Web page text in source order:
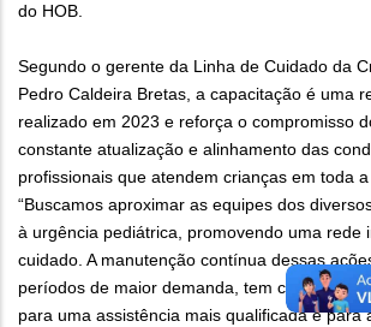
do HOB.
Segundo o gerente da Linha de Cuidado da
Pedro Caldeira Bretas, a capacitação é uma
realizado em 2023 e reforça o compromisso
constante atualização e alinhamento das
profissionais que atendem crianças em toda
“Buscamos aproximar as equipes dos
à urgência pediátrica, promovendo uma rede
cuidado. A manutenção contínua dessas
períodos de maior demanda, tem contribuído
para uma assistência mais qualificada e para